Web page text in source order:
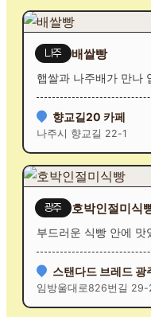
나주 배쌀빵
햅쌀과 나주배가 만나
향교길20 카페
나주시 향교길 22-1
광주 호박인절미식
부드러운 식빵 안에 맛
스탠다드 브레드 광
임방울대로826번길